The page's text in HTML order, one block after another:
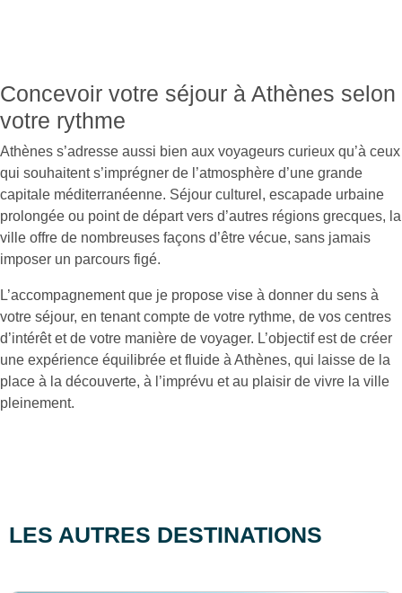
Concevoir votre séjour à Athènes selon
votre rythme
Athènes s’adresse aussi bien aux voyageurs curieux qu’à ceux
qui souhaitent s’imprégner de l’atmosphère d’une grande
capitale méditerranéenne. Séjour culturel, escapade urbaine
prolongée ou point de départ vers d’autres régions grecques, la
ville offre de nombreuses façons d’être vécue, sans jamais
imposer un parcours figé.
L’accompagnement que je propose vise à donner du sens à
votre séjour, en tenant compte de votre rythme, de vos centres
d’intérêt et de votre manière de voyager. L’objectif est de créer
une expérience équilibrée et fluide à Athènes, qui laisse de la
place à la découverte, à l’imprévu et au plaisir de vivre la ville
pleinement.
LES AUTRES DESTINATIONS